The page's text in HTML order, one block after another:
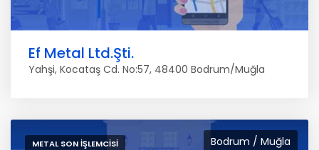
Ef Metal Ltd.Şti.
Yahşi, Kocataş Cd. No:57, 48400 Bodrum/Muğla
Bodrum / Muğla
METAL SON İŞLEMCISI